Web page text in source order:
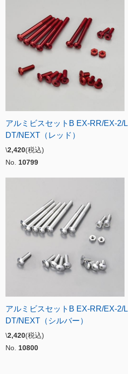
アルミビスセットB EX-RR/EX-2/L
DT/NEXT（レッド）
\2,420(税込)
No. 10799
アルミビスセットB EX-RR/EX-2/L
DT/NEXT（シルバー）
\2,420(税込)
No. 10800